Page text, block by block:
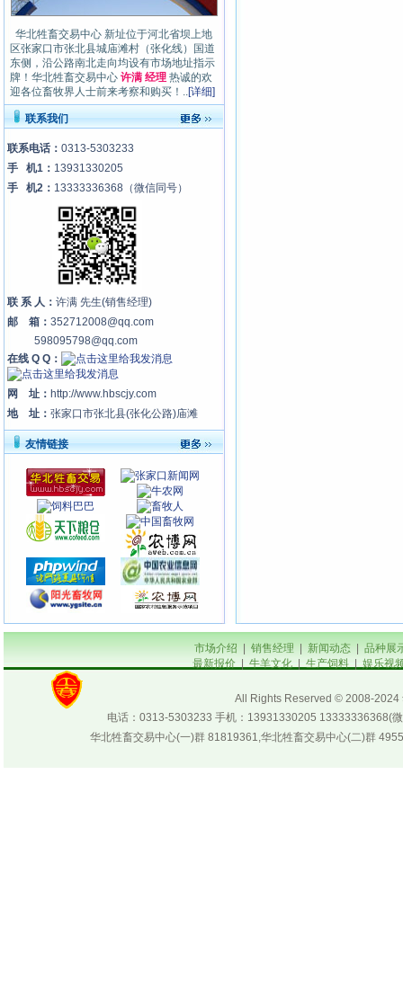
华北牲畜交易中心 新址位于河北省坝上地
区张家口市张北县城庙滩村（张化线）国道
东侧，沿公路南北走向均设有市场地址指示
牌！华北牲畜交易中心 许满 经理热诚的欢
迎各位畜牧界人士前来考察和购买！..[详细]
联系我们
联系电话： 0313-5303233
手 机1： 13931330205
手 机2： 13333336368 （微信同号）
联 系 人： 许满 先生(销售经理)
邮 箱： 352712008@qq.com
598095798@qq.com
在线 Q Q：
网 址： http://www.hbscjy.com
地 址： 张家口市张北县(张化公路)庙滩
友情链接
市场介绍 销售经理 新闻动态| 品种展
最新报价
牛羊文化 生产饲料 娱乐视
All Rights Reserved © 2008-2024
电话：0313-5303233 手机：13931330205 13333336368(
华北牲畜交易中心(一)群 81819361,华北牲畜交易中心(二)群